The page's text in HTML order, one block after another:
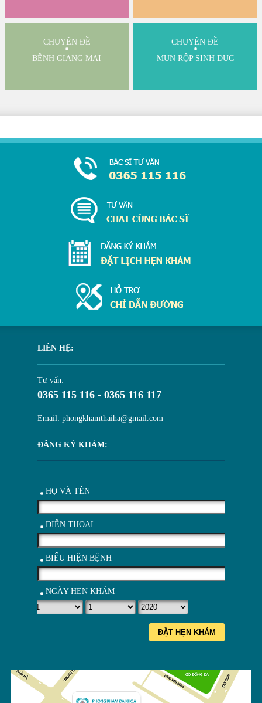
CHUYÊN ĐỀ
BỆNH GIANG MAI
CHUYÊN ĐỀ
MỤN RỘP SINH DỤC
LIÊN HỆ:
Tư vấn:
0365 115 116 - 0365 116 117
Email: phongkhamthaiha@gmail.com
ĐĂNG KÝ KHÁM:
HỌ VÀ TÊN
ĐIỆN THOẠI
BIỂU HIỆN BỆNH
NGÀY HẸN KHÁM
ĐẶT HẸN KHÁM